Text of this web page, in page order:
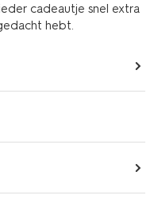
cadeautje snel extra
hebt.